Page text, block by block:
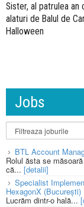
Sister, al patrulea an
alaturi de Balul de
Halloween
Jobs
BTL Account
Rolul ăsta se
că... [detalii]
Specialist
HexagonX (București)
Lucrăm dintr-o hală...